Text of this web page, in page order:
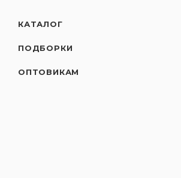
КАТАЛОГ
ПОДБОРКИ
ОПТОВИКАМ